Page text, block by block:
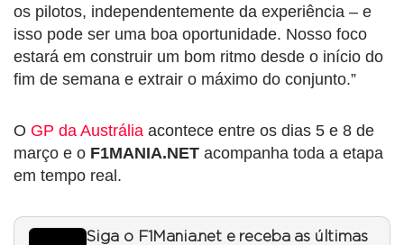
os pilotos, independentemente da experiência – e
isso pode ser uma boa oportunidade. Nosso foco
estará em construir um bom ritmo desde o início do
fim de semana e extrair o máximo do conjunto.”
O GP da Austrália acontece entre os dias 5 e 8 de
março e o F1MANIA.NET acompanha toda a etapa
em tempo real.
Siga o F1Mania.net e receba as últimas